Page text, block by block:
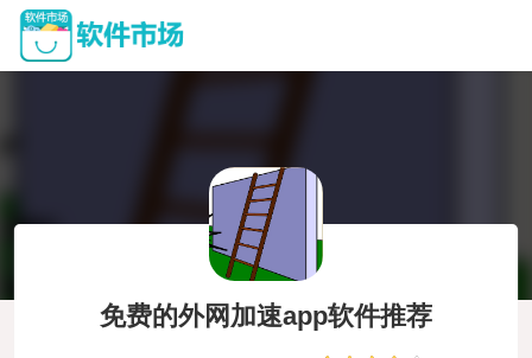
免费的外网加速app软件推荐